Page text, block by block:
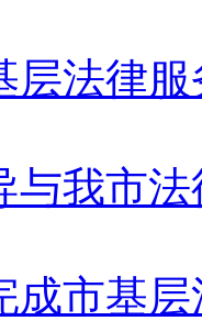
层法律
与我市
成市基